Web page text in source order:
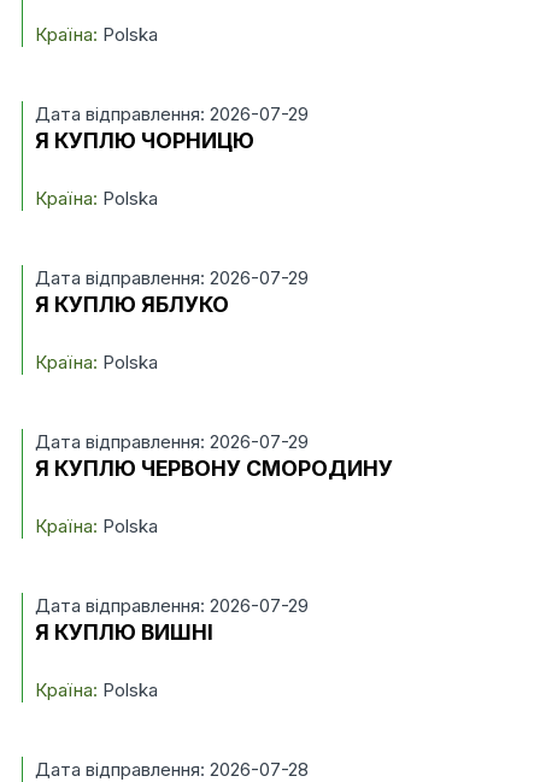
Країна: Polska
Дата відправлення: 2026-07-29
Я КУПЛЮ ЧОРНИЦЮ
Країна: Polska
Дата відправлення: 2026-07-29
Я КУПЛЮ ЯБЛУКО
Країна: Polska
Дата відправлення: 2026-07-29
Я КУПЛЮ ЧЕРВОНУ СМОРОДИНУ
Країна: Polska
Дата відправлення: 2026-07-29
Я КУПЛЮ ВИШНІ
Країна: Polska
Дата відправлення: 2026-07-28